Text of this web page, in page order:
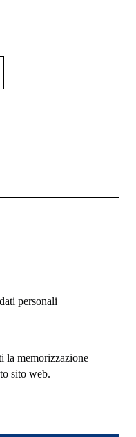
personali
la memorizzazione
sito web.